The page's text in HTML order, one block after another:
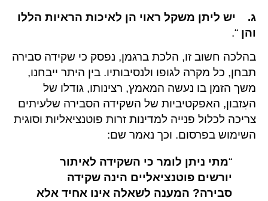
ג. יש ליתן משקל ראוי הן לאיכות הראיות הללו
והן “.
בהלכה חשוב זו, הלכת ברגמן, נפסק כי שקידה סבירה
תבחן, כל מקרה לגופו ולנסיבותיו. בין היתר ייבחנו,
משך הזמן בו נעשה המאמץ, רצינותו, גודלו של
העִזבון, האפקטיביות של השקידה הסבירה שלעיתים
צריכה לכלול פנייה למדינות זרות פוטנציאליות וסוגית
השימוש בפרסום. וכך נאמר שם:
“מתי ניתן לומר כי השקידה לאיתור
יורשים פוטנציאליים הינה שקידה
סבירה? המענה לשאלה אינו אחיד אלא